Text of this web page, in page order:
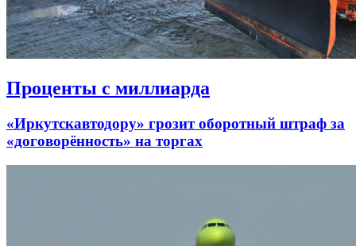
Проценты с миллиарда
«Иркутскавтодору» грозит оборотный штраф за
«договорённость» на торгах